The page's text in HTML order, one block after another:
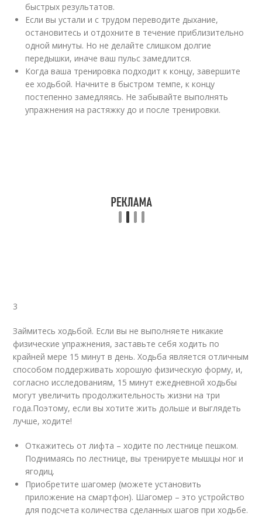
быстрых результатов.
Если вы устали и с трудом переводите дыхание,
остановитесь и отдохните в течение приблизительно
одной минуты. Но не делайте слишком долгие
передышки, иначе ваш пульс замедлится.
Когда ваша тренировка подходит к концу, завершите
ее ходьбой. Начните в быстром темпе, к концу
постепенно замедляясь. Не забывайте выполнять
упражнения на растяжку до и после тренировки.
3
Займитесь ходьбой. Если вы не выполняете никакие
физические упражнения, заставьте себя ходить по
крайней мере 15 минут в день. Ходьба является отличным
способом поддерживать хорошую физическую форму, и,
согласно исследованиям, 15 минут ежедневной ходьбы
могут увеличить продолжительность жизни на три
года.Поэтому, если вы хотите жить дольше и выглядеть
лучше, ходите!
Откажитесь от лифта – ходите по лестнице пешком.
Поднимаясь по лестнице, вы тренируете мышцы ног и
ягодиц.
Приобретите шагомер (можете установить
приложение на смартфон). Шагомер – это устройство
для подсчета количества сделанных шагов при ходьбе.